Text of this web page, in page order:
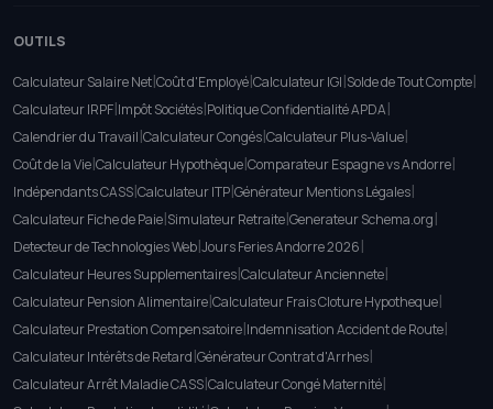
OUTILS
Calculateur Salaire Net|Coût d'Employé|Calculateur IGI|Solde de Tout Compte|
Calculateur IRPF|Impôt Sociétés|Politique Confidentialité APDA|
Calendrier du Travail|Calculateur Congés|Calculateur Plus-Value|
Coût de la Vie|Calculateur Hypothèque|Comparateur Espagne vs Andorre|
Indépendants CASS|Calculateur ITP|Générateur Mentions Légales|
Calculateur Fiche de Paie|Simulateur Retraite|Generateur Schema.org|
Detecteur de Technologies Web|Jours Feries Andorre 2026|
Calculateur Heures Supplementaires|Calculateur Anciennete|
Calculateur Pension Alimentaire|Calculateur Frais Cloture Hypotheque|
Calculateur Prestation Compensatoire|Indemnisation Accident de Route|
Calculateur Intérêts de Retard|Générateur Contrat d'Arrhes|
Calculateur Arrêt Maladie CASS|Calculateur Congé Maternité|